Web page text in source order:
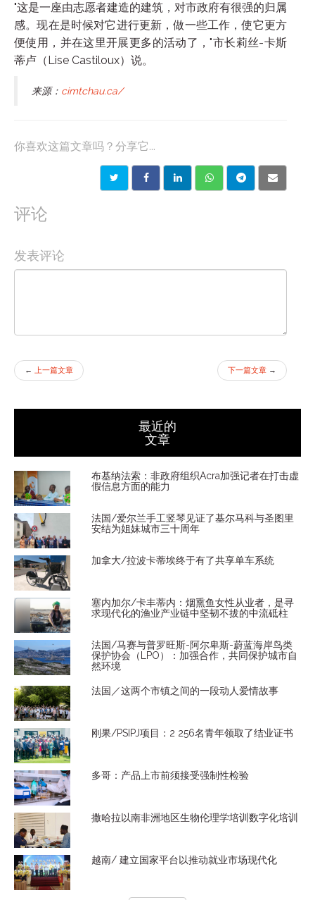
"这是一座由志愿者建造的建筑，对市政府有很强的归属
感。现在是时候对它进行更新，做一些工作，使它更方
便使用，并在这里开展更多的活动了，"市长莉丝-卡斯
蒂卢（Lise Castiloux）说。
来源： cimtchau.ca/
你喜欢这篇文章吗？分享它...
评论
发表评论
← 上一篇文章 下一篇文章 →
最近的
文章
布基纳法索：非政府组织Acra加强记者在打击虚
假信息方面的能力
法国/爱尔兰手工竖琴见证了基尔马科与圣图里
安结为姐妹城市三十周年
加拿大/拉波卡蒂埃终于有了共享单车系统
塞内加尔/卡丰蒂内：烟熏鱼女性从业者，是寻
求现代化的渔业产业链中坚韧不拔的中流砥柱
法国/马赛与普罗旺斯-阿尔卑斯-蔚蓝海岸鸟类
保护协会（LPO）：加强合作，共同保护城市自
然环境
法国／这两个市镇之间的一段动人爱情故事
刚果/PSIPJ项目：2 256名青年领取了结业证书
多哥：产品上市前须接受强制性检验
撒哈拉以南非洲地区生物伦理学培训数字化培训
越南/ 建立国家平台以推动就业市场现代化